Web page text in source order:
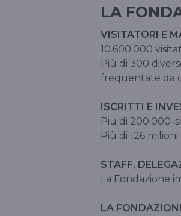
LA
VISITATORI E
10.600.000
Più di 300
frequentate da
ISCRITTI E
Piu di 200.000
Più di 126
STAFF,
La Fondazione
LA